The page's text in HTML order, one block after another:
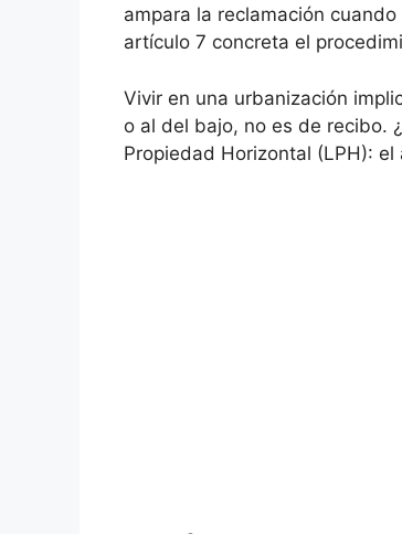
ampara la reclamación
artículo 7 concreta el
Vivir en una urbanización
o al del bajo, no es de recibo.
Propiedad Horizontal (LPH):